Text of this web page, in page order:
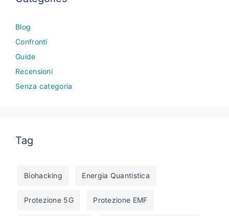
Blog
Confronti
Guide
Recensioni
Senza categoria
Tag
Biohacking Energia Quantistica
Protezione 5G Protezione EMF